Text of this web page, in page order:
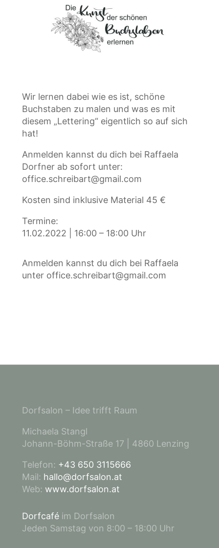
Wir lernen dabei wie es ist, schöne
Buchstaben zu malen und was es mit
diesem „Lettering“ eigentlich so auf sich
hat!
Anmelden kannst du dich bei Raffaela
Dorfner ab sofort unter:
office.schreibart@gmail.com
Kosten sind inklusive Material 45 €
Termine:
11.02.2022 | 16:00 – 18:00 Uhr
Anmelden kannst du dich bei Raffaela
unter office.schreibart@gmail.com
Dorfsalon – Idee trifft Raum
Michaela Stangl
Johann-Böhm-Straße 17 | 4860 Lenzing
Telefon: +43 650 3115666
Mail: hallo@dorfsalon.at
Web: www.dorfsalon.at
Dorfcaféim Dorfsalon
Jeden Samstag von 8:00 – 18:00 Uhr